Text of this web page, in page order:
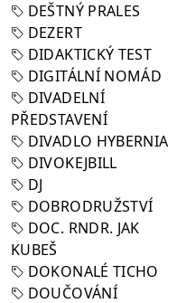
DEŠTNÝ PRALES
DEZERT
DIDAKTICKÝ TEST
DIGITÁLNÍ NOMÁD
DIVADELNÍ
PŘEDSTAVENÍ
DIVADLO HYBERNIA
DIVOKEJBILL
DJ
DOBRODRUŽSTVÍ
DOC. RNDR. JAK
KUBEŠ
DOKONALÉ TICHO
DOUČOVÁNÍ